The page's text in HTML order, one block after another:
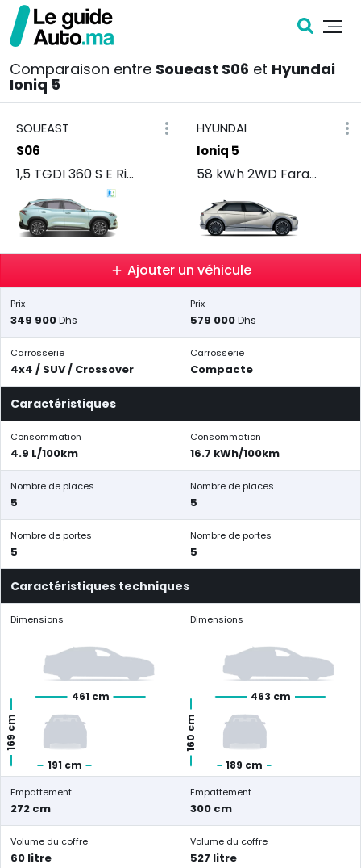
Comparaison entre Soueast S06 et Hyundai
Ioniq 5
SOUEAST
S06
1,5 TGDI 360 S E Rise
HYUNDAI
Ioniq 5
58 kWh 2WD Faraday
Ajouter un véhicule
Prix
349 900Dhs
Prix
579 000Dhs
Carrosserie
4x4 / SUV / Crossover
Carrosserie
Compacte
Caractéristiques
Consommation
4.9 L/100km
Consommation
16.7 kWh/100km
Nombre de places
5
Nombre de places
5
Nombre de portes
5
Nombre de portes
5
Caractéristiques techniques
Dimensions
461 cm
191 cm
169 cm
Dimensions
463 cm
189 cm
160 cm
Empattement
272 cm
Empattement
300 cm
Volume du coffre
60 litre
Volume du coffre
527 litre